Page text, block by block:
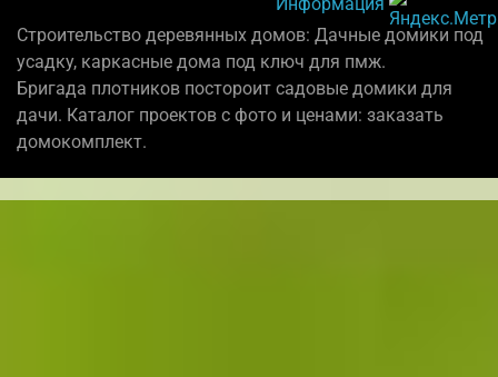
Строительство деревянных домов: Дачные домики под
усадку, каркасные дома под ключ для пмж.
Бригада плотников постороит садовые домики для
дачи. Каталог проектов с фото и ценами: заказать
домокомплект.